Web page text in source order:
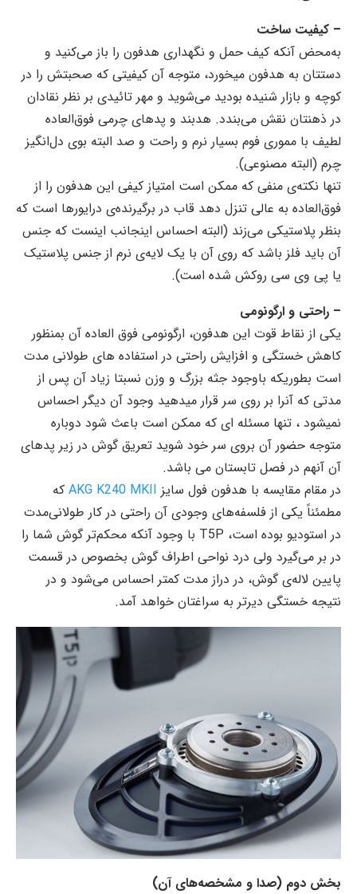
– کیفیت ساخت
به‌محض آنکه کیف حمل و نگهداری هدفون را باز می‌کنید و
دستتان به هدفون میخورد، متوجه آن کیفیتی که صحبتش را در
کوچه و بازار شنیده بودید می‌شوید و مهر تائیدی بر نظر نقادان
در ذهنتان نقش می‌بندد. هدبند و پدهای چرمی فوق‌العاده
لطیف با مموری فوم بسیار نرم و راحت و صد البته بوی دل‌انگیز
چرم (البته مصنوعی).
تنها نکته‌ی منفی که ممکن است امتیاز کیفی این هدفون را از
فوق‌العاده به عالی تنزل دهد قاب در برگیرنده‌ی درایورها است که
بنظر پلاستیکی می‌زند (البته احساس اینجانب اینست که جنس
آن باید فلز باشد که روی آن با یک لایه‌ی نرم از جنس پلاستیک
یا پی وی سی روکش شده است).
– راحتی و ارگونومی
یکی از نقاط قوت این هدفون، ارگونومی فوق العاده آن بمنظور
کاهش خستگی و افزایش راحتی در استفاده های طولانی مدت
است بطوریکه باوجود جثه بزرگ و وزن نسبتا زیاد آن پس از
مدتی که آنرا بر روی سر قرار میدهید وجود آن دیگر احساس
نمیشود ، تنها مسئله ای که ممکن است باعث شود دوباره
متوجه حضور آن بروی سر خود شوید تعریق گوش در زیر پدهای
آن آنهم در فصل تابستان می باشد.
در مقام مقایسه با هدفون فول سایز AKG K240 MKII که
مطمئناً یکی از فلسفه‌های وجودی آن راحتی در کار طولانی‌مدت
در استودیو بوده است، T5P با وجود آنکه محکم‌تر گوش شما را
در بر می‌گیرد ولی درد نواحی اطراف گوش بخصوص در قسمت
پایین لاله‌ی گوش، در دراز مدت کمتر احساس می‌شود و در
نتیجه خستگی دیرتر به سراغتان خواهد آمد.
بخش دوم (صدا و مشخصه‌های آن)